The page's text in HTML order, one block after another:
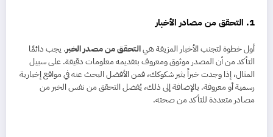
1. التحقق من مصادر الأخبار
أول خطوة لتجنب الأخبار المزيفة هيالتحقق من مصدر الخبر. يجب دائمًا
التأكد من أن المصدر موثوق ومعروف بتقديمه معلومات دقيقة. على سبيل
المثال، إذا وجدت خبراً يثير شكوكك، فمن الأفضل البحث عنه في مواقع إخبارية
رسمية أو معروفة. بالإضافة إلى ذلك، يُفضل التحقق من نفس الخبر من
مصادر متعددة للتأكد من صحته.